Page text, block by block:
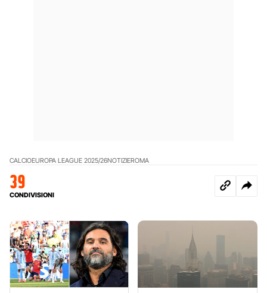
CALCIOEUROPA LEAGUE 2025/26NOTIZIEROMA
39
CONDIVISIONI